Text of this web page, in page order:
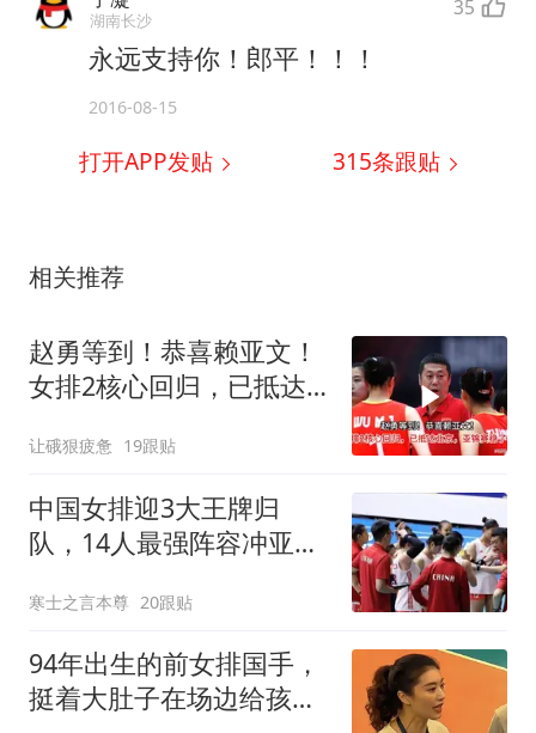
湖南长沙 35
永远支持你！郎平！！！
2016-08-15
打开APP发贴 315条跟贴
相关推荐
赵勇等到！恭喜赖亚文！
女排2核心回归，已抵达
让硪狠疲惫 19跟贴
中国女排迎3大王牌归
队，14人最强阵容冲亚锦
寒士之言本尊 20跟贴
94年出生的前女排国手，
挺着大肚子在场边给孩子